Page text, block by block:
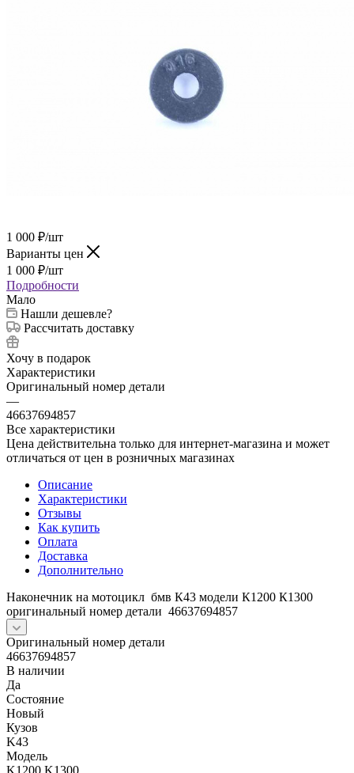
1 000 ₽/шт
Варианты цен
1 000 ₽/шт
Подробности
Мало
Нашли дешевле?
Рассчитать доставку
Хочу в подарок
Характеристики
Оригинальный номер детали
—
46637694857
Все характеристики
Цена действительна только для интернет-магазина и может
отличаться от цен в розничных магазинах
Описание
Характеристики
Отзывы
Как купить
Оплата
Доставка
Дополнительно
Наконечник на мотоцикл бмв К43 модели К1200 К1300
оригинальный номер детали 46637694857
Оригинальный номер детали
46637694857
В наличии
Да
Состояние
Новый
Кузов
K43
Модель
K1200 K1300